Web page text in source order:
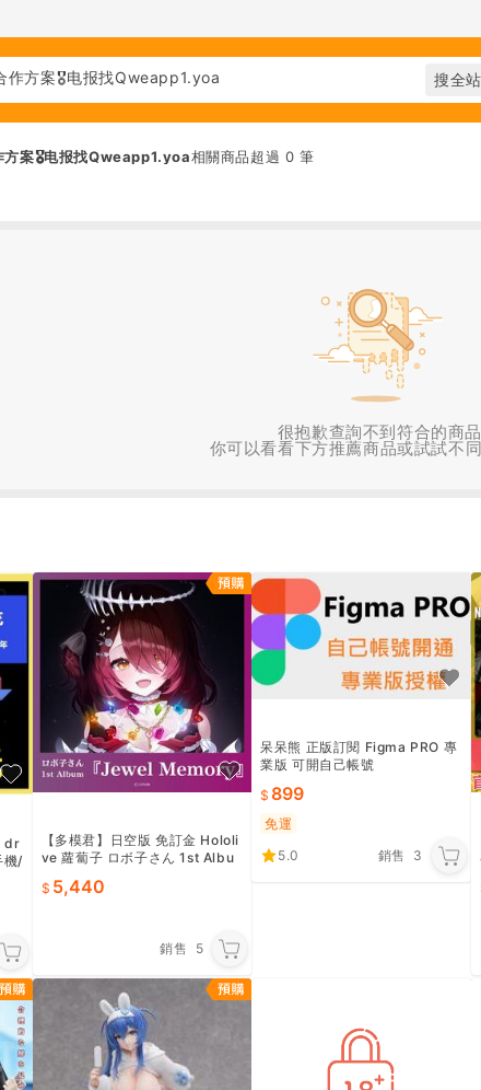
方案🎖️电报找Qweapp1.yoa相關商品超過 0 筆
很抱歉查詢不到符合的商品
你可以看看下方推薦商品或試試不
dr
機/
【多模君】日空版 免訂金 Hololi
ve 蘿蔔子 ロボ子さん 1st Albu
5,440
銷售 5
呆呆熊 正版訂閱 Figma PRO 專
業版 可開自己帳號
899
免運
5.0
銷售 3